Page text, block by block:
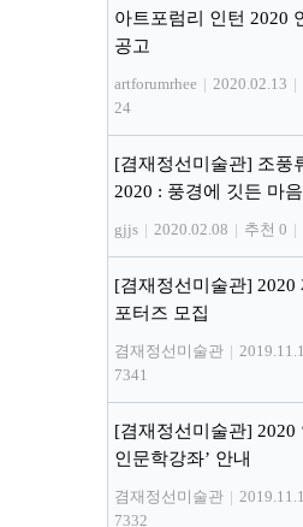
아트포럼리 인턴 2020
공고
artforumrhee | 2020.02.13 |
24
[겸재정선미술관] 조풍
2020 : 풍경에 깃든 마음
gjjs | 2020.02.08 | 추천 0 |
[겸재정선미술관] 2020
포터즈 모집
겸재정선미술관 |
7341
[겸재정선미술관] 2020
인문학강좌’ 안내
겸재정선미술관 |
7332